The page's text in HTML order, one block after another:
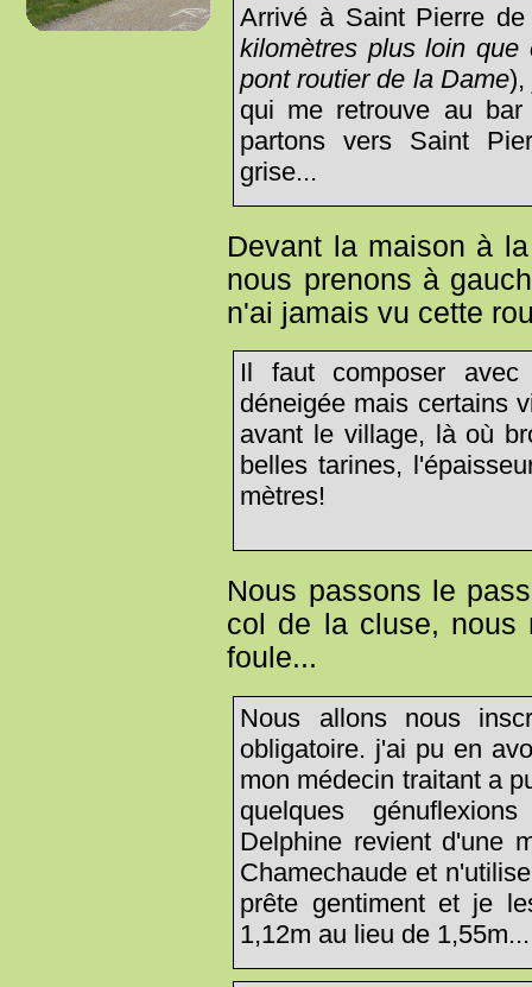
Arrivé à Saint Pierre de
kilomètres plus loin
pont routier de la Dame),
qui me retrouve au
partons vers Saint
grise...
Devant la maison à
nous prenons à
n'ai jamais vu cette
Il faut composer avec
déneigée mais certains
avant le village, là où
belles tarines,
mètres!
Nous passons le
col de la cluse, nous
foule...
Nous allons nous
obligatoire. j'ai pu en
mon médecin traitant a
quelques
Delphine revient d'une
Chamechaude et
prête gentiment et je
1,12m au lieu de 1,55m...